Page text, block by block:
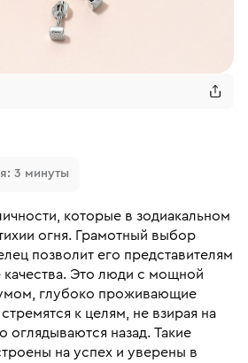
3 минуты
которые в зодиакальном
огня. Грамотный выбор
позволит его представителям
качества. Это люди с мощной
глубоко проживающие
к целям, не взирая на
оглядываются назад. Такие
на успех и уверены в